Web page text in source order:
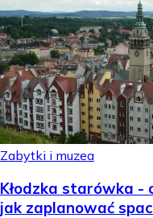
Zabytki i muzea
Kłodzka starówka -
jak zaplanować